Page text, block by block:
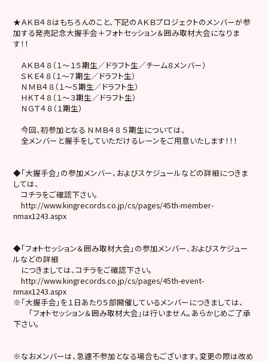
★ＡＫＢ４８はもちろんのこと、下記のＡＫＢプロジェクトのメンバーが参
加する発売記念大握手会＋フォトセッション＆囲み取材大会になりま
す！！
ＡＫＢ４８（１～１５期生／ドラフト生／チーム８メンバー）
ＳＫＥ４８（１～７期生／ドラフト生）
ＮＭＢ４８（１～５期生／ドラフト生）
ＨＫＴ４８（１～３期生／ドラフト生）
ＮＧＴ４８（１期生）
今回、初参加となる ＮＭＢ４８ ５期生については、
全メンバーと握手をしていただけるレーンをご用意いたします！！！
◆「大握手会」の参加メンバー、およびスケジュールなどの詳細につきま
しては、
コチラをご確認下さい。
http://www.kingrecords.co.jp/cs/pages/45th-member-
nmax1243.aspx
◆「フォトセッション＆囲み取材大会」の参加メンバー、およびスケジュー
ルなどの詳細
につきましては、コチラをご確認下さい。
http://www.kingrecords.co.jp/cs/pages/45th-event-
nmax1243.aspx
※「大握手会」を１日あたり５部開催しているメンバーにつきましては、
「フォトセッション＆囲み取材大会」は行いません。あらかじめご了承
下さい。
※なおメンバーは、急遽不参加となる場合もございます。変更の際は改め